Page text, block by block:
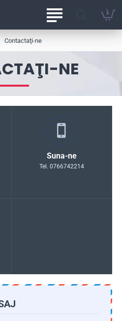
NE
Contactaţi-ne
Suna-ne
Tel. 0766742214